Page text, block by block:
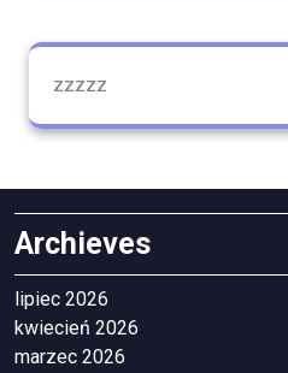
zzzzz
Archieves
lipiec 2026
kwiecień 2026
marzec 2026